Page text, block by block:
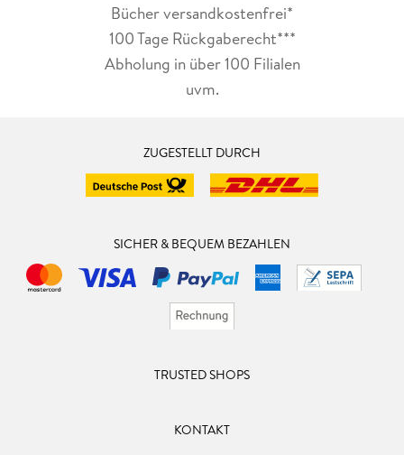
Bücher versandkostenfrei*
100 Tage Rückgaberecht***
Abholung in über 100 Filialen
uvm.
ZUGESTELLT DURCH
SICHER & BEQUEM BEZAHLEN
TRUSTED SHOPS
KONTAKT